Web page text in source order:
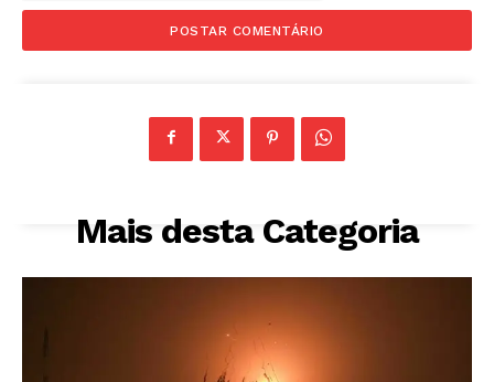
Mais desta Categoria